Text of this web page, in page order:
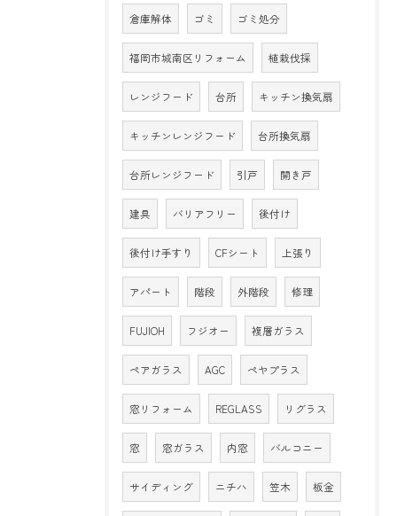
倉庫解体 ゴミ ゴミ処分
福岡市城南区リフォーム 植栽伐採
レンジフード 台所 キッチン換気扇
キッチンレンジフード 台所換気扇
台所レンジフード 引戸 開き戸
建具 バリアフリー 後付け
後付け手すり CFシート 上張り
アパート 階段 外階段 修理
FUJIOH フジオー 複層ガラス
ペアガラス AGC ペヤプラス
窓リフォーム REGLASS リグラス
窓 窓ガラス 内窓 バルコニー
サイディング ニチハ 笠木 板金